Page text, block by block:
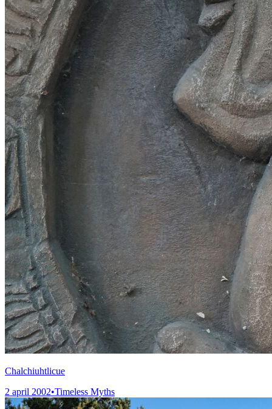
Chalchiuhtlicue
2 april 2002•Timeless Myths